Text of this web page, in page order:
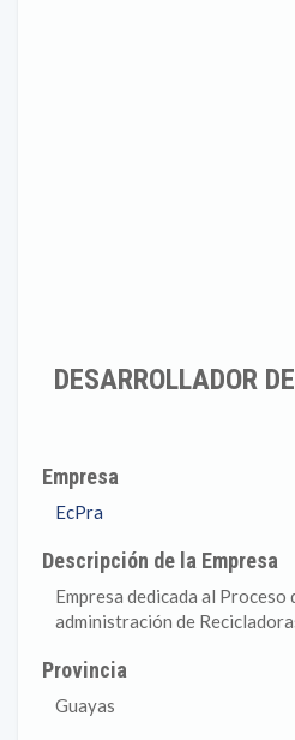
DESARROLLADOR
Empresa
EcPra
Descripción de la Empresa
Empresa dedicada al Proceso
administración de
Provincia
Guayas